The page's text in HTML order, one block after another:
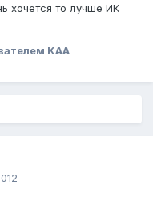
хочется то лучше ИК
KAA